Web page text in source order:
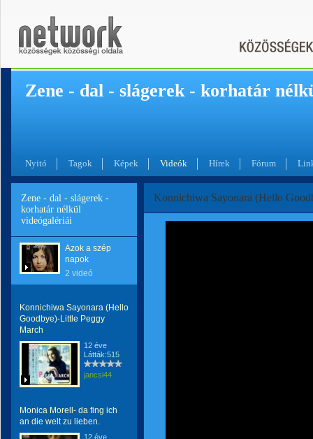
Zene - dal - slágerek - korhatár
Nyitó Tagok Képek Videók Hírek Fórum
Zene - dal - slágerek -
korhatár nélkül
videógalériái
Azok a szép
napok
2 videó
Konnichiwa Sayonara (Hello
Goodbye)-Little Peggy
March
12 éve
Látták:515
jancsi44
Monica Morell- da fing ich
an die welt zu lieben.
12 éve
Konnichiwa Sayonara (Hello